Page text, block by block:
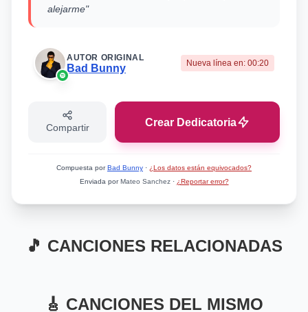
alejarme"
AUTOR ORIGINAL
Bad Bunny Nueva línea en: 00:20
Compartir Crear Dedicatoria
Compuesta porBad Bunny · ¿Los datos están equivocados?
Enviada porMateo Sanchez · ¿Reportar error?
🎵 CANCIONES RELACIONADAS
Bad Bunny Bad Bunny
BAILE
BOKeTE
🎸 CANCIONES DEL MISMO